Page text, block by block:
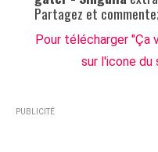
Partagez et
Pour télécharger "Ça
sur l'icone
PUBLICITÉ